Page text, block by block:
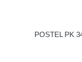
POSTEL PK